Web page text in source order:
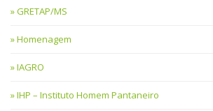
GRETAP/MS
Homenagem
IAGRO
IHP – Instituto Homem Pantaneiro